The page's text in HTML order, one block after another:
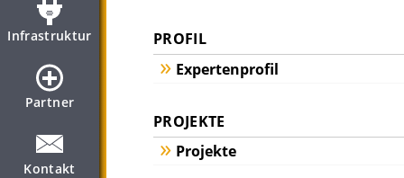
Infrastruktur
Partner
Kontakt
PROFIL
Expertenprofil
PROJEKTE
Projekte